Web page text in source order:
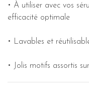
• À utiliser avec vos
efficacité optimale
• Lavables et
• Jolis motifs assortis